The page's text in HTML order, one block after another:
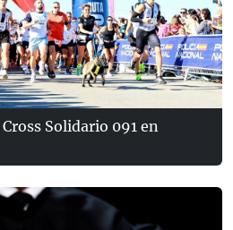
Solidario 091 en